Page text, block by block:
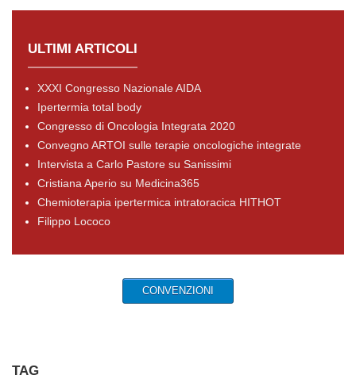
ULTIMI ARTICOLI
XXXI Congresso Nazionale AIDA
Ipertermia total body
Congresso di Oncologia Integrata 2020
Convegno ARTOI sulle terapie oncologiche integrate
Intervista a Carlo Pastore su Sanissimi
Cristiana Aperio su Medicina365
Chemioterapia ipertermica intratoracica HITHOT
Filippo Lococo
CONVENZIONI
TAG